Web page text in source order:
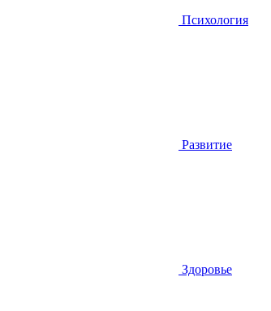
Психология
Развитие
Здоровье